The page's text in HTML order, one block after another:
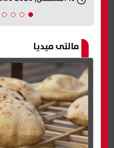
مالتى ميديا